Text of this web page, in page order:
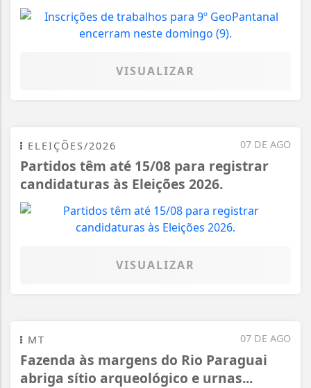
VISUALIZAR
07 DE AGO
ELEIÇÕES/2026
Partidos têm até 15/08 para registrar
candidaturas às Eleições 2026.
VISUALIZAR
07 DE AGO
MT
Fazenda às margens do Rio Paraguai
abriga sítio arqueológico e urnas...